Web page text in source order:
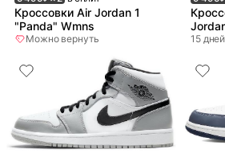
Кроссовки Air Jordan 1
"Panda" Wmns
Можно вернуть 15 дней